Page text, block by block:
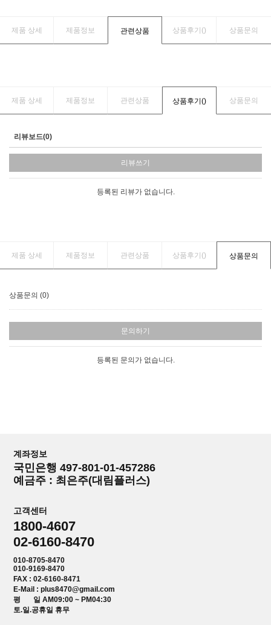
제품 상세 제품정보 관련상품 상품후기() 상품문의
제품 상세 제품정보 관련상품 상품후기() 상품문의
리뷰보드(0)
리뷰쓰기
등록된 리뷰가 없습니다.
제품 상세 제품정보 관련상품 상품후기() 상품문의
상품문의 (0)
문의하기
등록된 문의가 없습니다.
계좌정보
국민은행 497-801-01-457286
예금주 : 최은주(대림플러스)
고객센터
1800-4607
02-6160-8470
010-8705-8470
010-9169-8470
FAX : 02-6160-8471
E-Mail : plus8470@gmail.com
평 일 AM09:00 ~ PM04:30
토.일.공휴일 휴무